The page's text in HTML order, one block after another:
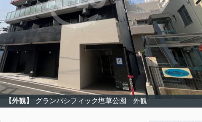
【外観】 グランパシフィック塩草公園 外観